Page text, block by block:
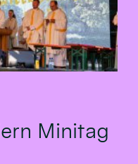
Minitag